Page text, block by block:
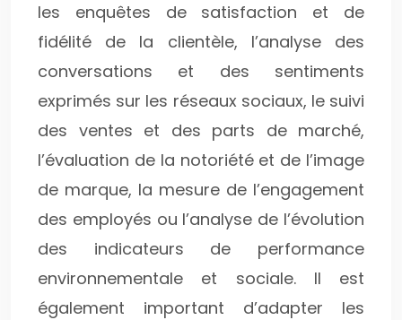
les enquêtes de satisfaction et de
fidélité de la clientèle, l’analyse des
conversations et des sentiments
exprimés sur les réseaux sociaux, le suivi
des ventes et des parts de marché,
l’évaluation de la notoriété et de l’image
de marque, la mesure de l’engagement
des employés ou l’analyse de l’évolution
des indicateurs de performance
environnementale et sociale. Il est
également important d’adapter les